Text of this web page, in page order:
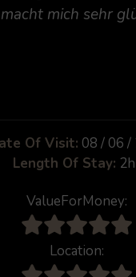
mich sehr
Of Visit: 08 / 06 /
Length Of Stay:
ValueForMoney:
Location: